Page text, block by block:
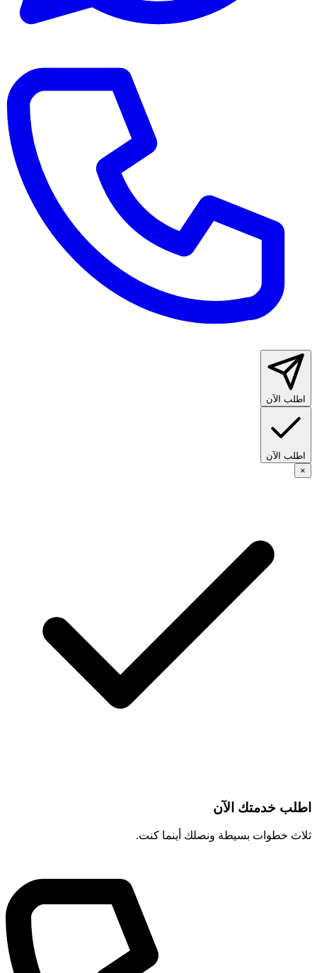
اطلب الآن
اطلب الآن
×
اطلب خدمتك الآن
ثلاث خطوات بسيطة ونصلك أينما كنت.